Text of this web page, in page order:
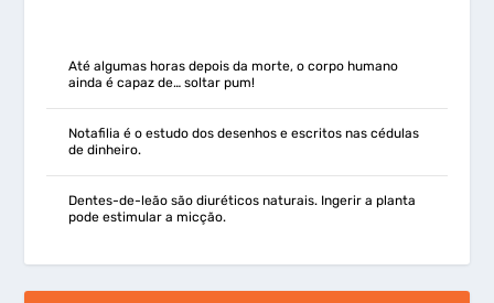
Até algumas horas depois da morte, o corpo humano
ainda é capaz de… soltar pum!
Notafilia é o estudo dos desenhos e escritos nas cédulas
de dinheiro.
Dentes-de-leão são diuréticos naturais. Ingerir a planta
pode estimular a micção.